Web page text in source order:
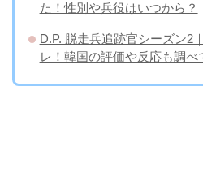
た！性別や兵役はいつから？
D.P. 脱走兵追跡官シーズン2
レ！韓国の評価や反応も調べ